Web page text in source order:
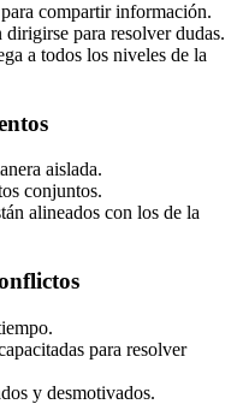
compartir información.
para resolver dudas.
a todos los niveles de la
aislada.
conjuntos.
alineados con los de la
para resolver
y desmotivados.